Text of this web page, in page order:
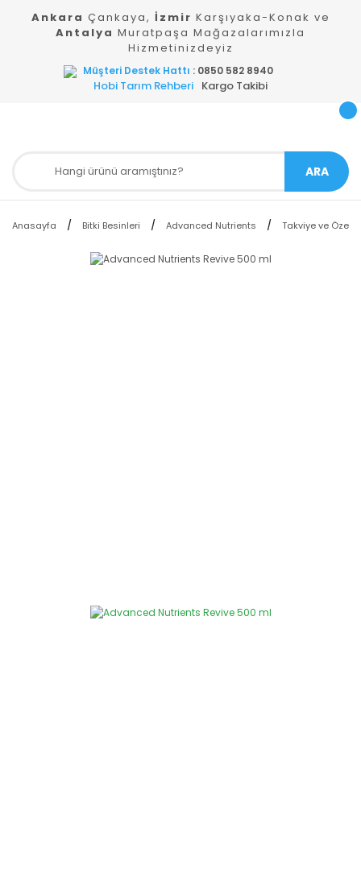
Ankara Çankaya, İzmir Karşıyaka-Konak ve
Antalya Muratpaşa Mağazalarımızla
Hizmetinizdeyiz
Müşteri Destek Hattı : 0850 582 8940
Hobi Tarım Rehberi Kargo Takibi
ARA
Anasayfa Bitki Besinleri Advanced Nutrients Takviye ve Özel